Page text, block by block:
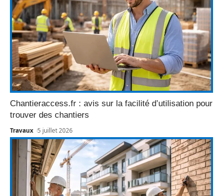
Chantieraccess.fr : avis sur la facilité d’utilisation pour
trouver des chantiers
Travaux 5 juillet 2026